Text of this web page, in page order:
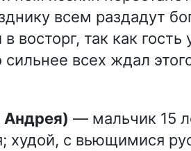
всем раздадут
восторг, так как
всех ждал
Андрея) — мальчик 15
худой, с вьющимися